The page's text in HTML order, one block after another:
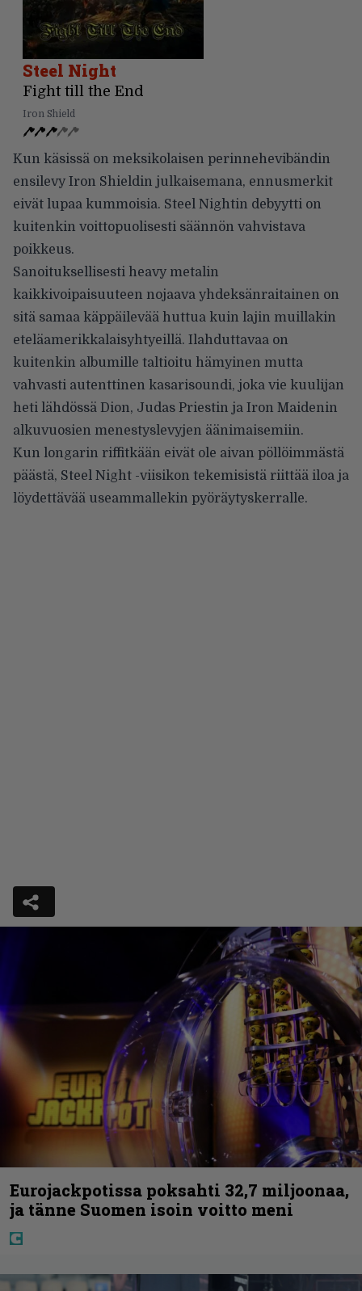
Steel Night
Fight till the End
Iron Shield
Kun käsissä on meksikolaisen perinnehevibändin
ensilevy Iron Shieldin julkaisemana, ennusmerkit
eivät lupaa kummoisia. Steel Nightin debyytti on
kuitenkin voittopuolisesti säännön vahvistava
poikkeus.
Sanoituksellisesti heavy metalin
kaikkivoipaisuuteen nojaava yhdeksänraitainen on
sitä samaa käppäilevää huttua kuin lajin muillakin
eteläamerikkalaisyhtyeillä. Ilahduttavaa on
kuitenkin albumille taltioitu hämyinen mutta
vahvasti autenttinen kasarisoundi, joka vie kuulijan
heti lähdössä Dion, Judas Priestin ja Iron Maidenin
alkuvuosien menestyslevyjen äänimaisemiin.
Kun longarin riffitkään eivät ole aivan pöllöimmästä
päästä, Steel Night -viisikon tekemisistä riittää iloa ja
löydettävää useammallekin pyöräytyskerralle.
Eurojackpotissa poksahti 32,7 miljoonaa,
ja tänne Suomen isoin voitto meni